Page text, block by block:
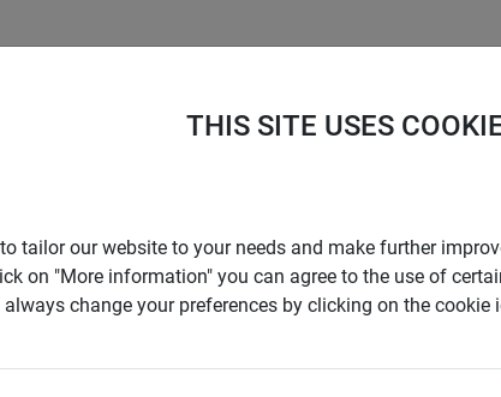
THIS SITE USES
tailor our website to your needs and make further
on "More information" you can agree to the use of
always change your preferences by clicking on the